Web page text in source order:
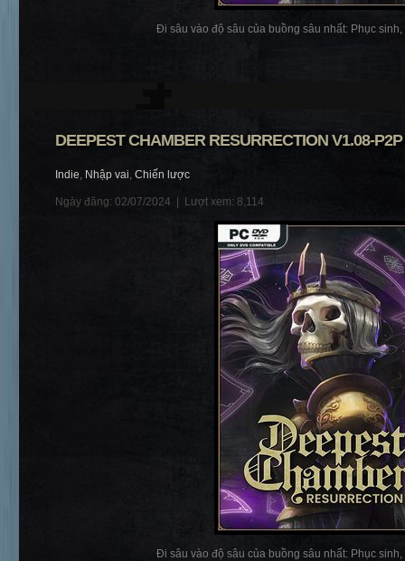
Đi sâu vào độ sâu của buồng sâu nhất: Phục
DEEPEST CHAMBER RESURRECTION V1.08-P2P
Indie, Nhập vai, Chiến lược
Ngày đăng: 02/07/2024 | Lượt xem: 8,114
Đi sâu vào độ sâu của buồng sâu nhất: Phục